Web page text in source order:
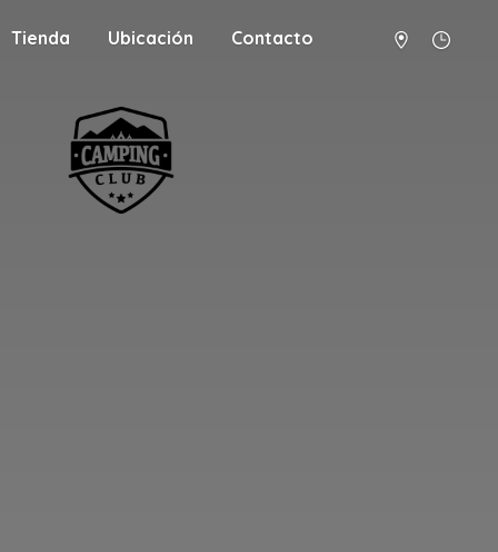
Tienda Ubicación Contacto